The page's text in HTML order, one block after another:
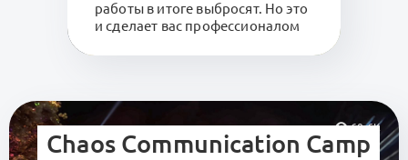
работы в итоге выбросят. Но это
и сделает вас профессионалом
60.6K
Chaos Communication Camp